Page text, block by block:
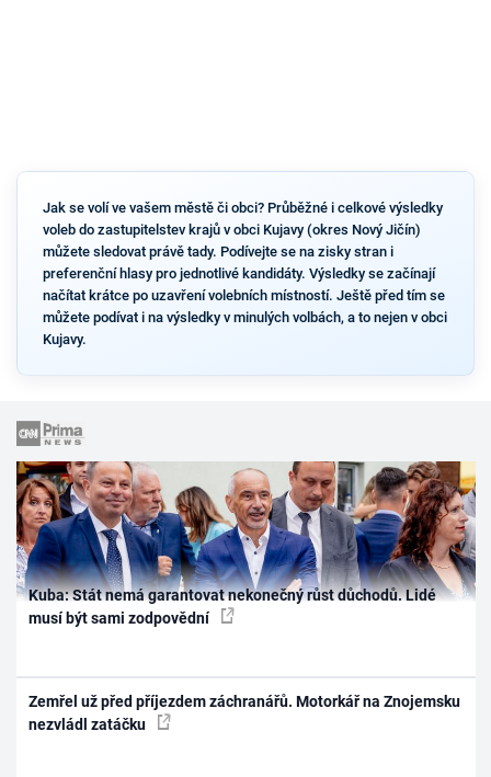
Jak se volí ve vašem městě či obci? Průběžné i celkové výsledky
voleb do zastupitelstev krajů v obci Kujavy (okres Nový Jičín)
můžete sledovat právě tady. Podívejte se na zisky stran i
preferenční hlasy pro jednotlivé kandidáty. Výsledky se začínají
načítat krátce po uzavření volebních místností. Ještě před tím se
můžete podívat i na výsledky v minulých volbách, a to nejen v obci
Kujavy.
Kuba: Stát nemá garantovat nekonečný růst důchodů. Lidé
musí být sami zodpovědní
Zemřel už před příjezdem záchranářů. Motorkář na Znojemsku
nezvládl zatáčku